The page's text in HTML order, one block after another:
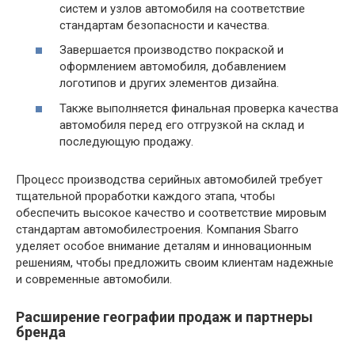
систем и узлов автомобиля на соответствие
стандартам безопасности и качества.
Завершается производство покраской и
оформлением автомобиля, добавлением
логотипов и других элементов дизайна.
Также выполняется финальная проверка качества
автомобиля перед его отгрузкой на склад и
последующую продажу.
Процесс производства серийных автомобилей требует
тщательной проработки каждого этапа, чтобы
обеспечить высокое качество и соответствие мировым
стандартам автомобилестроения. Компания Sbarro
уделяет особое внимание деталям и инновационным
решениям, чтобы предложить своим клиентам надежные
и современные автомобили.
Расширение географии продаж и партнеры
бренда